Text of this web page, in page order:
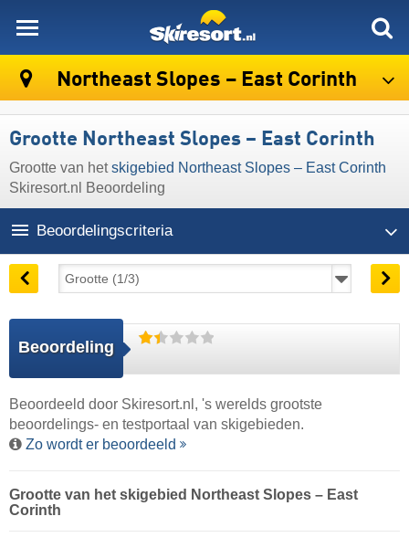
Northeast Slopes – East Corinth
Grootte Northeast Slopes – East Corinth
Grootte van hetskigebied Northeast Slopes – East Corinth
Skiresort.nl Beoordeling
Beoordelingscriteria
Beoordeling
Beoordeeld door Skiresort.nl , 's werelds grootste
beoordelings- en testportaal van skigebieden.
Zo wordt er beoordeeld
Grootte van het skigebied Northeast Slopes – East
Corinth